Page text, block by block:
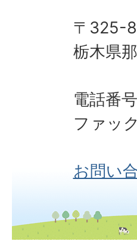
〒325-
栃木県
電話番
ファッ
お問い